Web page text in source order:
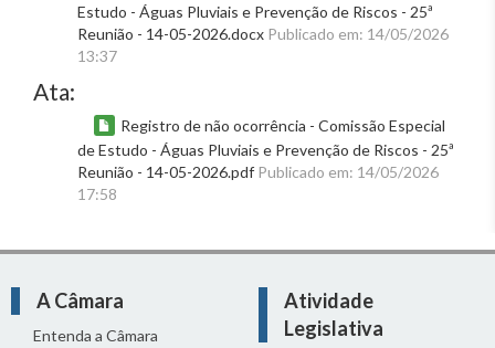
Estudo - Águas Pluviais e Prevenção de Riscos - 25ª
Reunião - 14-05-2026.docx Publicado em: 14/05/2026
13:37
Ata:
Registro de não ocorrência - Comissão Especial
de Estudo - Águas Pluviais e Prevenção de Riscos - 25ª
Reunião - 14-05-2026.pdf Publicado em: 14/05/2026
17:58
A Câmara
Entenda a Câmara
Atividade
Legislativa